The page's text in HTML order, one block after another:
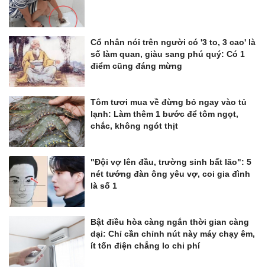
Cổ nhân nói trên người có '3 to, 3 cao' là
số làm quan, giàu sang phú quý: Có 1
điểm cũng đáng mừng
Tôm tươi mua về đừng bỏ ngay vào tủ
lạnh: Làm thêm 1 bước để tôm ngọt,
chắc, không ngót thịt
"Đội vợ lên đầu, trường sinh bất lão": 5
nét tướng đàn ông yêu vợ, coi gia đình
là số 1
Bật điều hòa càng ngắn thời gian càng
dại: Chỉ cần chỉnh nút này máy chạy êm,
ít tốn điện chẳng lo chi phí